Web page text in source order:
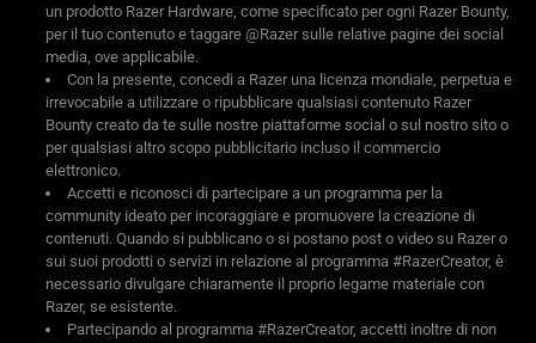
un prodotto Razer Hardware, come specificato per ogni Razer Bounty,
per il tuo contenuto e taggare @Razer sulle relative pagine dei social
media, ove applicabile.
Con la presente, concedi a Razer una licenza mondiale, perpetua e
irrevocabile a utilizzare o ripubblicare qualsiasi contenuto Razer
Bounty creato da te sulle nostre piattaforme social o sul nostro sito o
per qualsiasi altro scopo pubblicitario incluso il commercio
elettronico.
Accetti e riconosci di partecipare a un programma per la
community ideato per incoraggiare e promuovere la creazione di
contenuti. Quando si pubblicano o si postano post o video su Razer o
sui suoi prodotti o servizi in relazione al programma #RazerCreator, è
necessario divulgare chiaramente il proprio legame materiale con
Razer, se esistente.
Partecipando al programma #RazerCreator, accetti inoltre di non